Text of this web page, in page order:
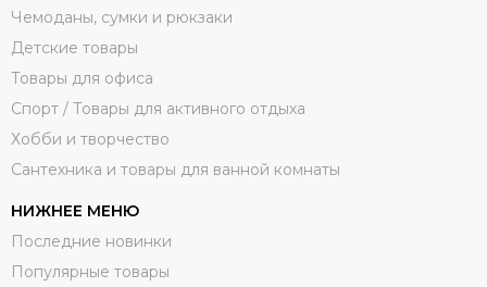
Чемоданы, сумки и рюкзаки
Детские товары
Товары для офиса
Спорт / Товары для активного отдыха
Хобби и творчество
Сантехника и товары для ванной комнаты
НИЖНЕЕ МЕНЮ
Последние новинки
Популярные товары